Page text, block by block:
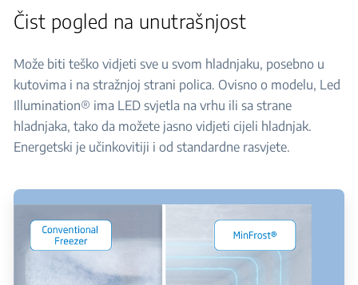
Čist pogled na unutrašnjost
Može biti teško vidjeti sve u svom hladnjaku, posebno u
kutovima i na stražnjoj strani polica. Ovisno o modelu, Led
Illumination® ima LED svjetla na vrhu ili sa strane
hladnjaka, tako da možete jasno vidjeti cijeli hladnjak.
Energetski je učinkovitiji i od standardne rasvjete.